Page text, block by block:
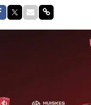
Delen op Facebook
Delen op Twitter
Delen via Mail
Delen via link